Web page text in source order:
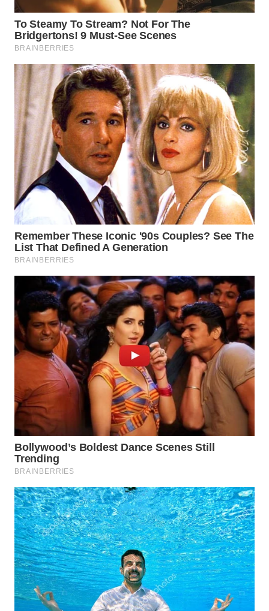
SUMEDANG
WN
WN
KEPULAUAN
SERIBU
WN
TANGERANG
WN
BINJAI
WN
CIREBON
WN
INDRAMAYU
WN
KUNINGAN
WN
MAJALENGKA
WN
SUBANG
WN
SUKABUMI
WN
PURWAKARTA
WN
PRIANGAN
TIMUR
WN